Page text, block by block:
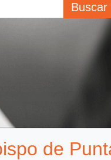
Buscar
de